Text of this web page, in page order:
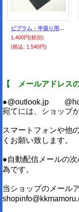
ビブラム・半張り用シート・黒
1,400円(税別)
(税込: 1,540円)
【 メールアドレス
●@outlook.jp
宛てには、ショップ
スマートフォンや他
くお願い致します。
●自動配信メールの
為です。
当ショップのメール